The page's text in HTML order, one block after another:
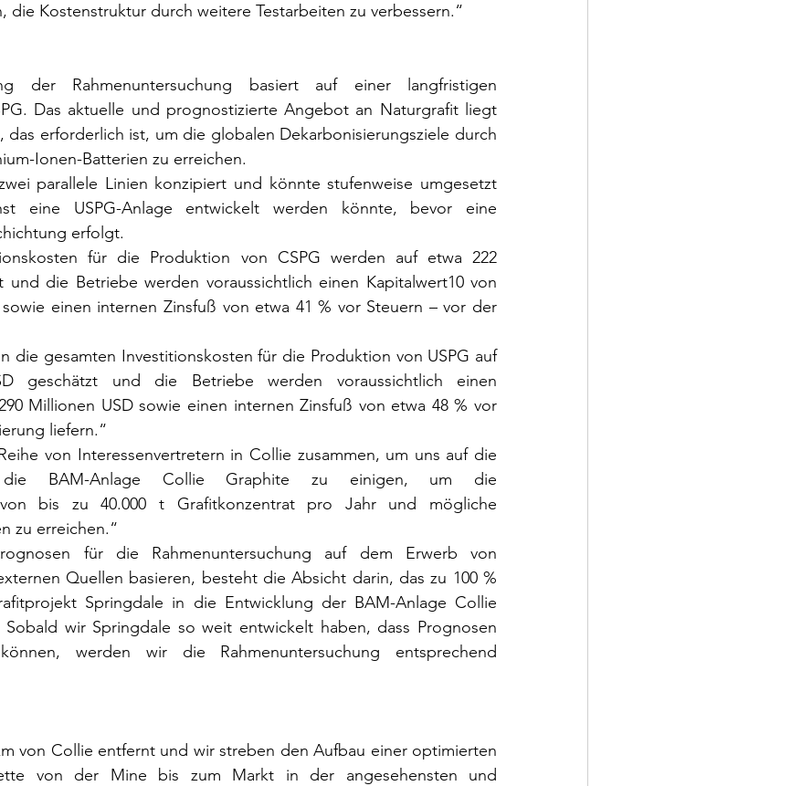
die Kostenstruktur durch weitere Testarbeiten zu verbessern.“
der Rahmenuntersuchung basiert auf einer langfristigen
Das aktuelle und prognostizierte Angebot an Naturgrafit liegt
das erforderlich ist, um die globalen Dekarbonisierungsziele durch
Ionen-Batterien zu erreichen.
parallele Linien konzipiert und könnte stufenweise umgesetzt
eine USPG-Anlage entwickelt werden könnte, bevor eine
erfolgt.
für die Produktion von CSPG werden auf etwa 222
und die Betriebe werden voraussichtlich einen Kapitalwert10 von
einen internen Zinsfuß von etwa 41 % vor Steuern – vor der
die gesamten Investitionskosten für die Produktion von USPG auf
geschätzt und die Betriebe werden voraussichtlich einen
Millionen USD sowie einen internen Zinsfuß von etwa 48 % vor
liefern.“
von Interessenvertretern in Collie zusammen, um uns auf die
die BAM-Anlage Collie Graphite zu einigen, um die
von bis zu 40.000 t Grafitkonzentrat pro Jahr und mögliche
zu erreichen.“
für die Rahmenuntersuchung auf dem Erwerb von
Quellen basieren, besteht die Absicht darin, das zu 100 %
Springdale in die Entwicklung der BAM-Anlage Collie
wir Springdale so weit entwickelt haben, dass Prognosen
werden wir die Rahmenuntersuchung entsprechend
von Collie entfernt und wir streben den Aufbau einer optimierten
von der Mine bis zum Markt in der angesehensten und